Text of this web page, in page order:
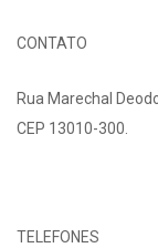
CONTATO
Rua Marechal
CEP 13010-300.
TELEFONES